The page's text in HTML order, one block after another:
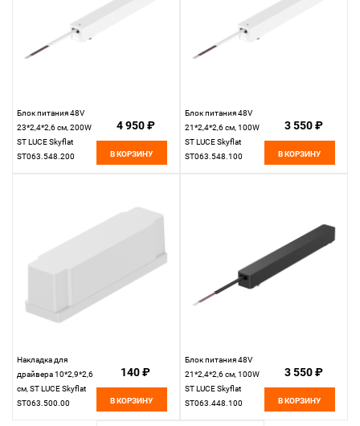
Блок питания 48V
23*2,4*2,6 см, 200W
ST LUCE Skyflat
ST063.548.200
4 950 ₽
В КОРЗИНУ
Блок питания 48V
21*2,4*2,6 см, 100W
ST LUCE Skyflat
ST063.548.100
3 550 ₽
В КОРЗИНУ
Накладка для
драйвера 10*2,9*2,6
см, ST LUCE Skyflat
ST063.500.00
140 ₽
В КОРЗИНУ
Блок питания 48V
21*2,4*2,6 см, 100W
ST LUCE Skyflat
ST063.448.100
3 550 ₽
В КОРЗИНУ